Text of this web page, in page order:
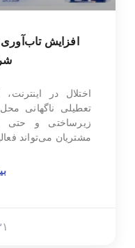
افزایش
اختلال در
تعطیلی ناگهانی
زیرساختی و حتی
مشتریان می‌تواند